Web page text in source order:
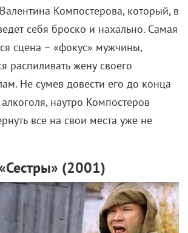
Компостерова, который, в
себя броско и нахально. Самая
сцена – «фокус» мужчины,
распиливать жену своего
Не сумев довести его до конца
наутро Компостеров
все на свои места уже не
(2001)